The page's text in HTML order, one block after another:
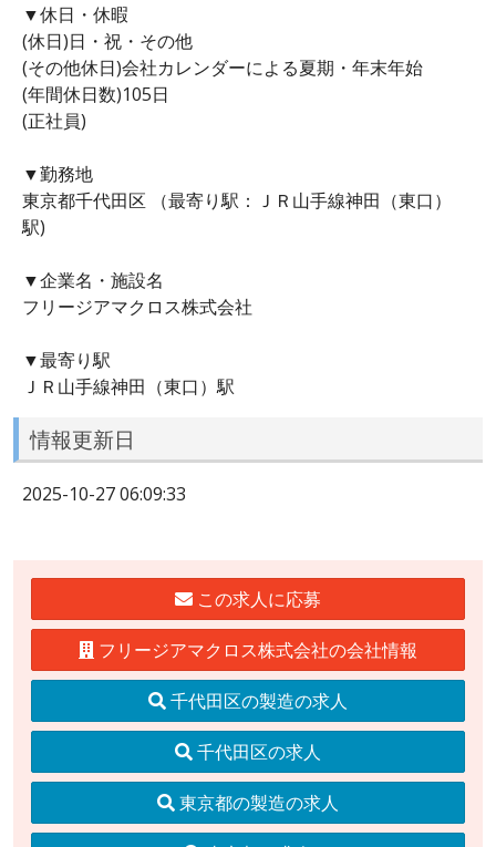
▼休日・休暇
(休日)日・祝・その他
(その他休日)会社カレンダーによる夏期・年末年始
(年間休日数)105日
(正社員)
▼勤務地
東京都千代田区 （最寄り駅：ＪＲ山手線神田（東口）
駅)
▼企業名・施設名
フリージアマクロス株式会社
▼最寄り駅
ＪＲ山手線神田（東口）駅
情報更新日
2025-10-27 06:09:33
この求人に応募
フリージアマクロス株式会社の会社情報
千代田区の製造の求人
千代田区の求人
東京都の製造の求人